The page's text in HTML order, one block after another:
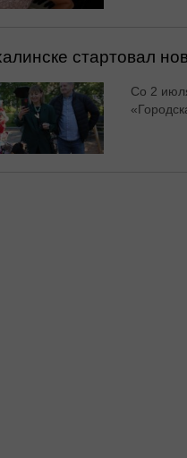
стартовал
Со 2